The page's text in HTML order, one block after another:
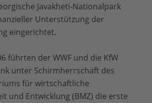
Javakheti-Nationalpark
Unterstützung der
eingerichtet.
führten der WWF und die KfW
unter Schirmherrschaft des
für wirtschaftliche
und Entwicklung (BMZ) die erste